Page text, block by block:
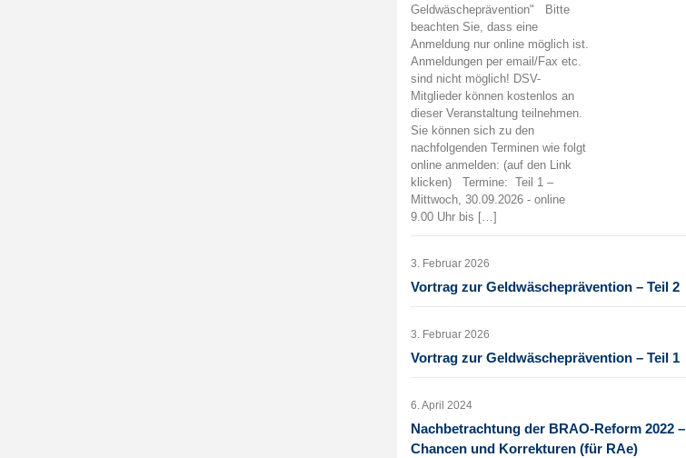
Geldwäscheprävention" Bitte
beachten Sie, dass eine
Anmeldung nur online möglich ist.
Anmeldungen per email/Fax etc.
sind nicht möglich! DSV-
Mitglieder können kostenlos an
dieser Veranstaltung teilnehmen.
Sie können sich zu den
nachfolgenden Terminen wie folgt
online anmelden: (auf den Link
klicken) Termine: Teil 1 –
Mittwoch, 30.09.2026 - online
9.00 Uhr bis […]
3. Februar 2026
Vortrag zur Geldwäscheprävention – Teil 2
3. Februar 2026
Vortrag zur Geldwäscheprävention – Teil 1
6. April 2024
Nachbetrachtung der BRAO-Reform 2022 –
Chancen und Korrekturen (für RAe)